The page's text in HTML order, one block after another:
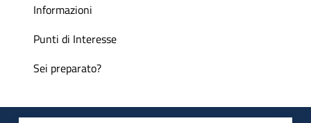
Informazioni
Punti di Interesse
Sei preparato?